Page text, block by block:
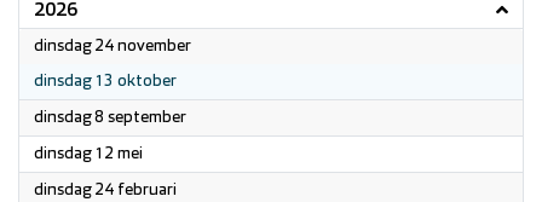
2026
dinsdag 24 november2026
dinsdag 13 oktober2026
dinsdag 8 september2026
dinsdag 12 mei
dinsdag 24 februari